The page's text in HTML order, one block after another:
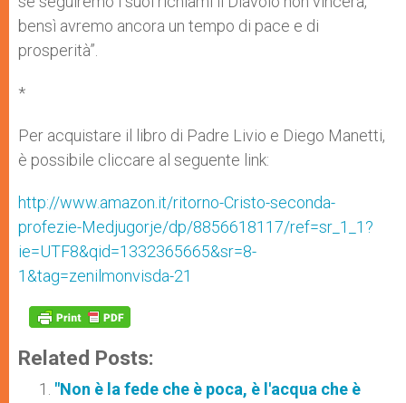
bensì avremo ancora un tempo di pace e di
prosperità”.
*
Per acquistare il libro di Padre Livio e Diego Manetti,
è possibile cliccare al seguente link:
http://www.amazon.it/ritorno-Cristo-seconda-
profezie-Medjugorje/dp/8856618117/ref=sr_1_1?
ie=UTF8&qid=1332365665&sr=8-
1&tag=zenilmonvisda-21
Related Posts:
"Non è la fede che è poca, è l'acqua che è